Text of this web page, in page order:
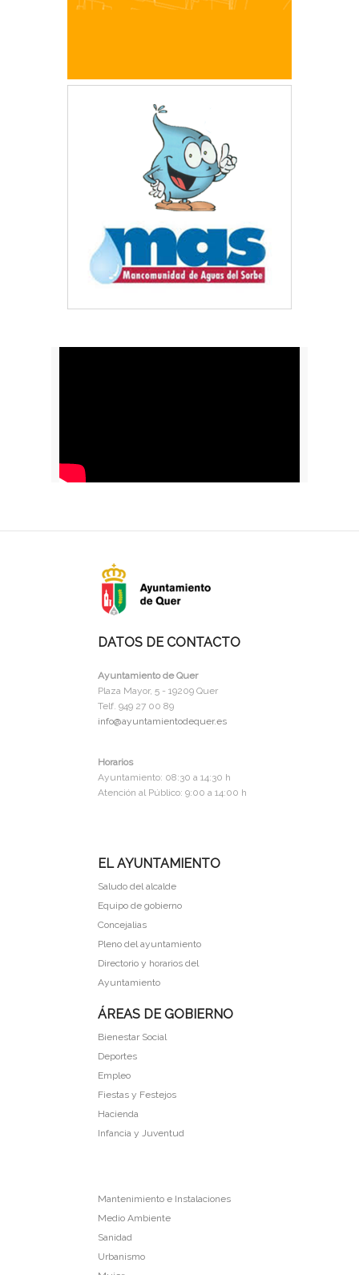
DATOS DE CONTACTO
Ayuntamiento de Quer
Plaza Mayor, 5 - 19209 Quer
Telf. 949 27 00 89
info@ayuntamientodequer.es
Horarios
Ayuntamiento: 08:30 a 14:30 h
Atención al Público: 9:00 a 14:00 h
EL AYUNTAMIENTO
Saludo del alcalde
Equipo de gobierno
Concejalias
Pleno del ayuntamiento
Directorio y horarios del
Ayuntamiento
ÁREAS DE GOBIERNO
Bienestar Social
Deportes
Empleo
Fiestas y Festejos
Hacienda
Infancia y Juventud
Mantenimiento e Instalaciones
Medio Ambiente
Sanidad
Urbanismo